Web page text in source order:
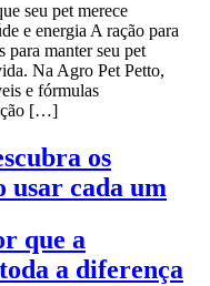
seu pet merece
e energia A ração para
para manter seu pet
Na Agro Pet Petto,
e fórmulas
[…]
os
usar cada um
que a
a diferença